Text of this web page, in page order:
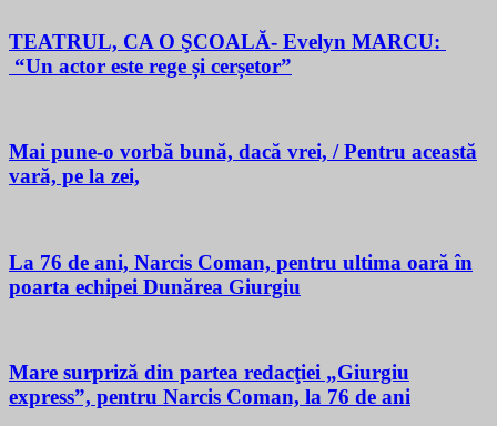
TEATRUL, CA O ŞCOALĂ- Evelyn MARCU:
“Un actor este rege și cerșetor”
Mai pune-o vorbă bună, dacă vrei, / Pentru această
vară, pe la zei,
La 76 de ani, Narcis Coman, pentru ultima oară în
poarta echipei Dunărea Giurgiu
Mare surpriză din partea redacţiei „Giurgiu
express”, pentru Narcis Coman, la 76 de ani